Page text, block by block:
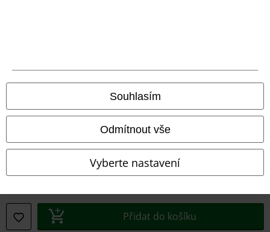
Souhlasím
Odmítnout vše
Vyberte nastavení
Přidat do košíku
Všechny ceny jsou včetně DPH, bezpoštovného a balného
© 1986-2026 EMP Merchandising
Naše online obchody
EMP France